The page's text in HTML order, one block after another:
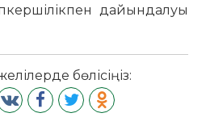
дайындалуы
бөлісіңіз: